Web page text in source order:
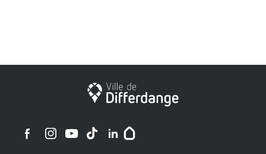
Stadt Differdingen
Ville de Differdange sur Instagram